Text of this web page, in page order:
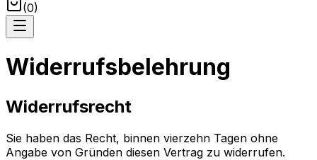
(0)
Widerrufsbelehrung
Widerrufsrecht
Sie haben das Recht, binnen vierzehn Tagen ohne
Angabe von Gründen diesen Vertrag zu widerrufen.